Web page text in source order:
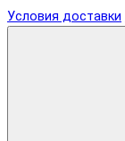
Условия доставки